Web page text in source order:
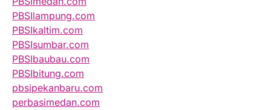
PBSIlampung.com
PBSIkaltim.com
PBSIsumbar.com
PBSIbaubau.com
PBSIbitung.com
pbsipekanbaru.com
perbasimedan.com